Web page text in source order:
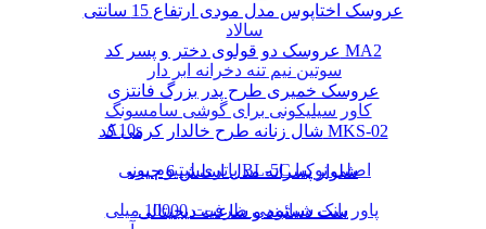
سالاد
سوتین نیم تنه دخرانه ابر دار
کاور سیلیکونی برای گوشی سامسونگ
A10s
باتری لیتیوم یونی BL-5C اصلی نوکیا
پاور بانک شیائومی ظرفیت 10000 میلی
عروسک اختاپوس مدل مودی ارتفاع 15 سانتی
عروسک دو قولوی دختر و پسر کد MA2
عروسک خمیری طرح پدر بزرگ فانتزی
شال زنانه طرح خالدار کرمی کد MKS-02
شلوار پسرانه مدل اسلش 6 جیب
ست دستبند و ساعت دیجیتالی